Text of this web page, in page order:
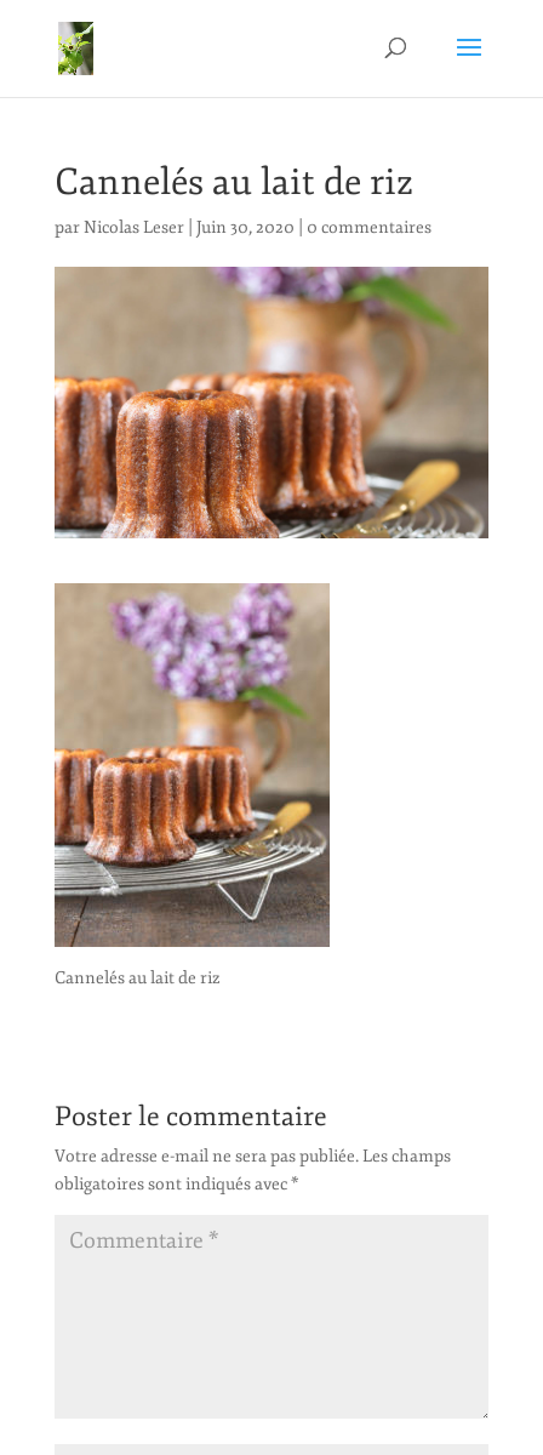
Cannelés au lait de riz
parNicolas Leser| Juin 30, 2020 0 commentaires
Cannelés au lait de riz
Poster le commentaire
Votre adresse e-mail ne sera pas publiée.Les champs
obligatoires sont indiqués avec*